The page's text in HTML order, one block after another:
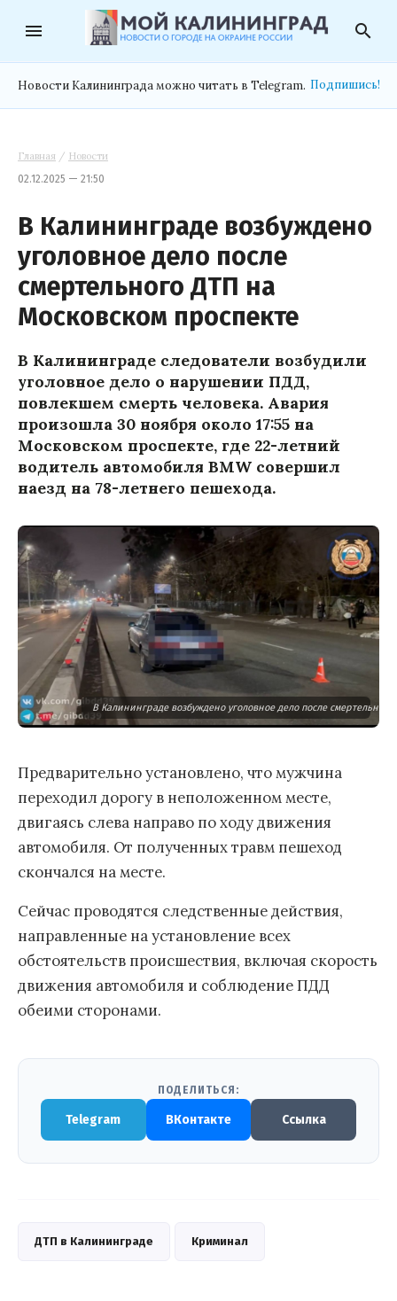
menu search
Новости Калининграда можно читать в Telegram. Подпишись!
Главная / Новости
02.12.2025 — 21:50
В Калининграде возбуждено
уголовное дело после
смертельного ДТП на
Московском проспекте
В Калининграде следователи возбудили
уголовное дело о нарушении ПДД,
повлекшем смерть человека. Авария
произошла 30 ноября около 17:55 на
Московском проспекте, где 22-летний
водитель автомобиля BMW совершил
наезд на 78-летнего пешехода.
В Калининграде возбуждено уголовное дело после
Предварительно установлено, что мужчина
переходил дорогу в неположенном месте,
двигаясь слева направо по ходу движения
автомобиля. От полученных травм пешеход
скончался на месте.
Сейчас проводятся следственные действия,
направленные на установление всех
обстоятельств происшествия, включая скорость
движения автомобиля и соблюдение ПДД
обеими сторонами.
ПОДЕЛИТЬСЯ:
Telegram ВКонтакте Ссылка
ДТП в Калининграде Криминал